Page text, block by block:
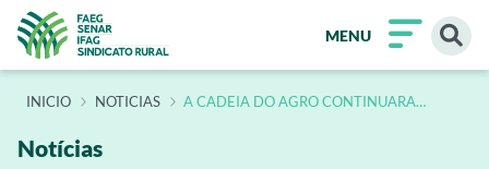
MENU
INÍCIO NOTICIAS A CADEIA DO AGRO CONTINUARA
Notícias